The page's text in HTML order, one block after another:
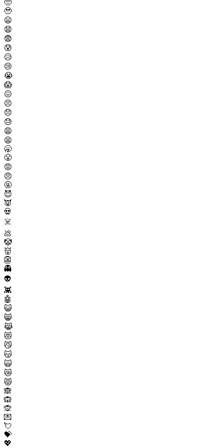
🥺
🥹
😦
😧
😨
😰
😥
😢
😭
😱
😖
😣
😞
😓
😩
😫
🥱
😤
😡
😠
🤬
😈
👿
💀
☠️
💩
🤡
👹
👺
👻
👽
👾
🤖
😺
😸
😹
😻
😼
😽
🙀
😿
😾
🙈
🙉
🙊
💌
💘
💝
💖